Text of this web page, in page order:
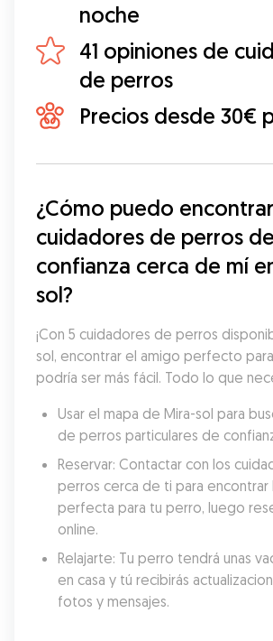
noche
41 opiniones de
de perros
Precios desde 30€
¿Cómo puedo encontrar
cuidadores de perros de
confianza cerca de mí
sol?
¡Con 5 cuidadores de perros
sol, encontrar el amigo perfecto
podría ser más fácil. Todo lo que
Usar el mapa de Mira-sol para
de perros particulares de
Reservar: Contactar con los
perros cerca de ti para encontrar
perfecta para tu perro, luego
online.
Relajarte: Tu perro tendrá unas
en casa y tú recibirás
fotos y mensajes.